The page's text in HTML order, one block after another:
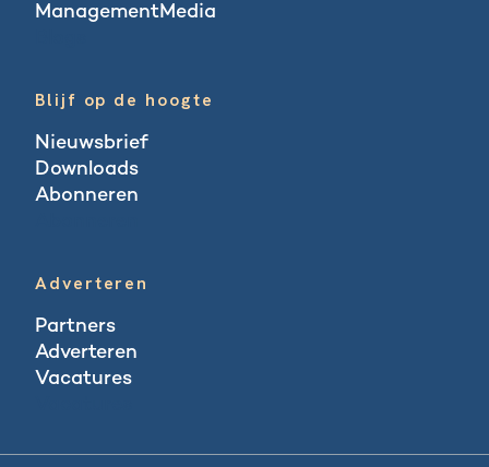
ManagementMedia
Blijf op de hoogte
Nieuwsbrief
Downloads
Abonneren
Adverteren
Partners
Adverteren
Vacatures